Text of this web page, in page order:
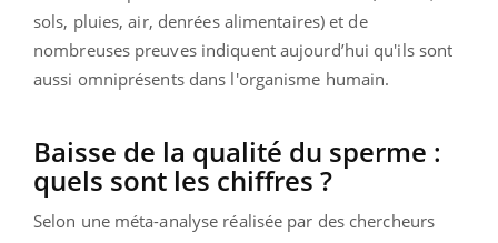
sols, pluies, air, denrées alimentaires) et de
nombreuses preuves indiquent aujourd’hui qu'ils sont
aussi omniprésents dans l'organisme humain.
Baisse de la qualité du sperme :
quels sont les chiffres ?
Selon une méta-analyse réalisée par des chercheurs